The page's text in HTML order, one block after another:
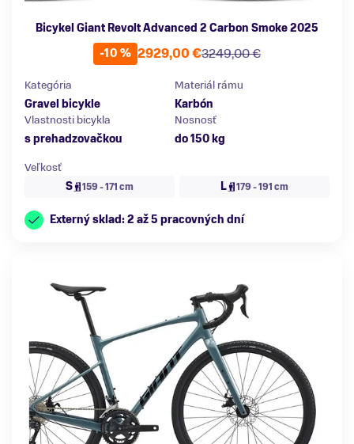
Bicykel Giant Revolt Advanced 2 Carbon Smoke 2025
-10 %
3249,00 €
2929,00 €
Kategória
Gravel bicykle
Materiál rámu
Karbón
Vlastnosti bicykla
s prehadzovačkou
Nosnosť
do 150 kg
Veľkosť
S
159 - 171 cm L 179 - 191 cm
Externý sklad: 2 až 5 pracovných dní